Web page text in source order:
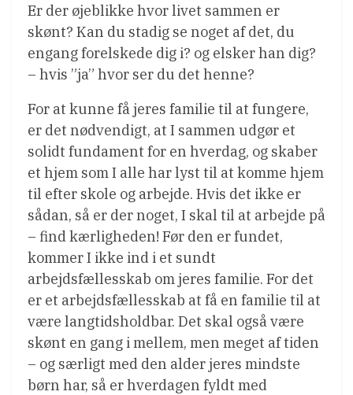
Er der øjeblikke hvor livet sammen er
skønt? Kan du stadig se noget af det, du
engang forelskede dig i? og elsker han dig?
– hvis ”ja” hvor ser du det henne?
For at kunne få jeres familie til at fungere,
er det nødvendigt, at I sammen udgør et
solidt fundament for en hverdag, og skaber
et hjem som I alle har lyst til at komme hjem
til efter skole og arbejde. Hvis det ikke er
sådan, så er der noget, I skal til at arbejde på
– find kærligheden! Før den er fundet,
kommer I ikke ind i et sundt
arbejdsfællesskab om jeres familie. For det
er et arbejdsfællesskab at få en familie til at
være langtidsholdbar. Det skal også være
skønt en gang i mellem, men meget af tiden
– og særligt med den alder jeres mindste
børn har, så er hverdagen fyldt med